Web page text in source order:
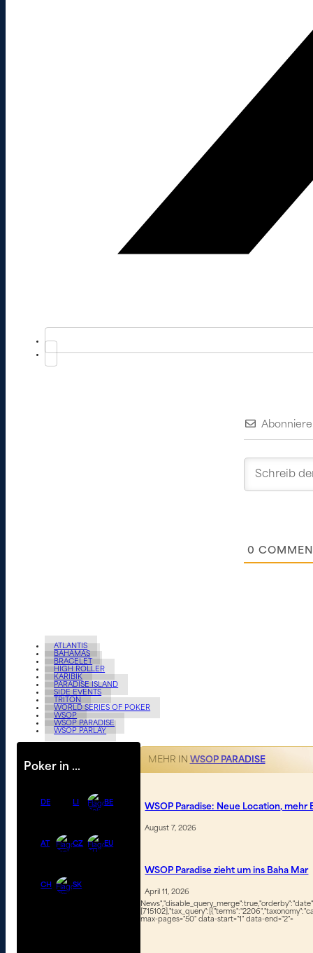
0
ATLANTIS
BAHAMAS
BRACELET
HIGH ROLLER
KARIBIK
PARADISE ISLAND
SIDE EVENTS
TRITON
WORLD SERIES OF POKER
WSOP
WSOP PARADISE
WSOP PARLAY
Poker in …
DE
AT
CH
LI
CZ
SK
BE
EU
MEHR IN WSOP PARADISE
WSOP Paradise: Neue Location, mehr
August 7, 2026
WSOP Paradise zieht um ins Baha Mar
April 11, 2026
max-pages="50" data-start="1" data-end="2">